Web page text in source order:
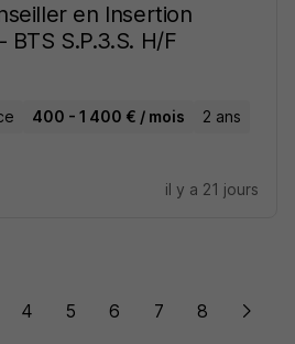
en Insertion
S.P.3.S. H/F
400 - 1 400 € / mois 2 ans
il y a 21 jours
4 5 6 7 8